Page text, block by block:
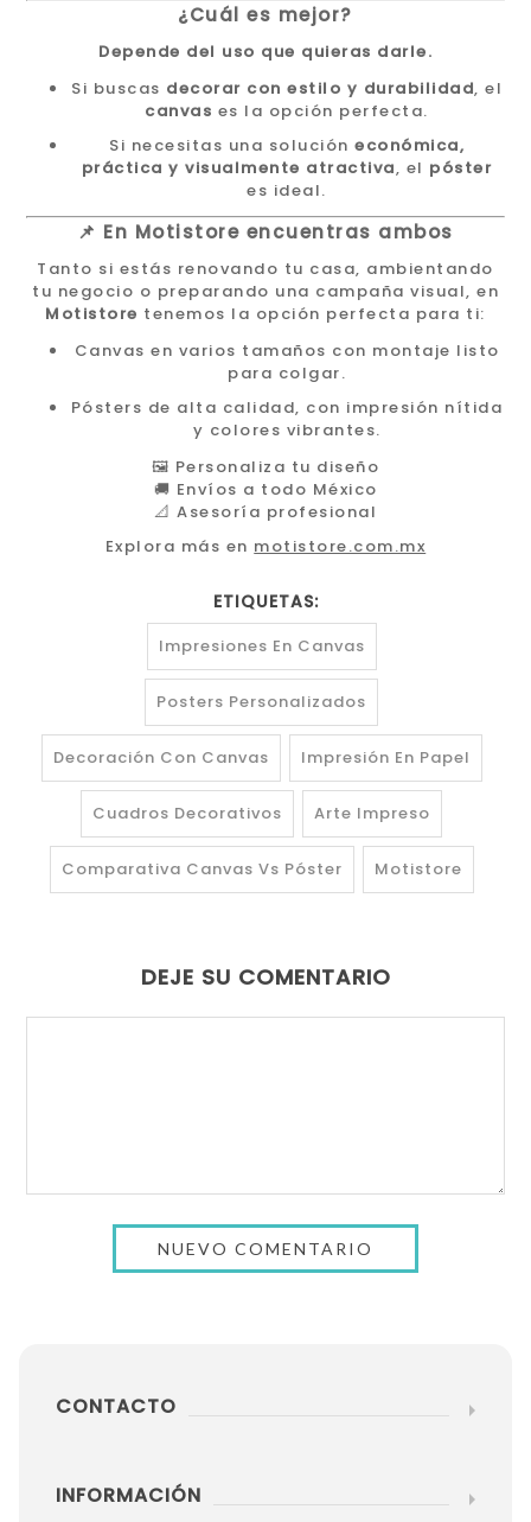
¿Cuál es mejor?
Depende del uso que quieras darle.
Si buscas decorar con estilo y durabilidad, el
canvas es la opción perfecta.
Si necesitas una solución económica,
práctica y visualmente atractiva, el póster
es ideal.
📌 En Motistore encuentras ambos
Tanto si estás renovando tu casa, ambientando
tu negocio o preparando una campaña visual, en
Motistore tenemos la opción perfecta para ti:
Canvas en varios tamaños con montaje listo
para colgar.
Pósters de alta calidad, con impresión nítida
y colores vibrantes.
🖼️ Personaliza tu diseño
🚚 Envíos a todo México
📐 Asesoría profesional
Explora más en motistore.com.mx
ETIQUETAS:
Impresiones En Canvas
Posters Personalizados
Decoración Con Canvas Impresión En Papel
Cuadros Decorativos Arte Impreso
Comparativa Canvas Vs Póster Motistore
DEJE SU COMENTARIO
CONTACTO
INFORMACIÓN